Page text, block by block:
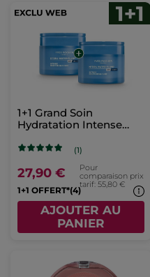
1+1 Grand Soin
Hydratation Intense
ml
(1)
27,90 €
Pour
comparaison prix
tarif: 55,80 €
1+1 OFFERT*(4)
AJOUTER AU
PANIER